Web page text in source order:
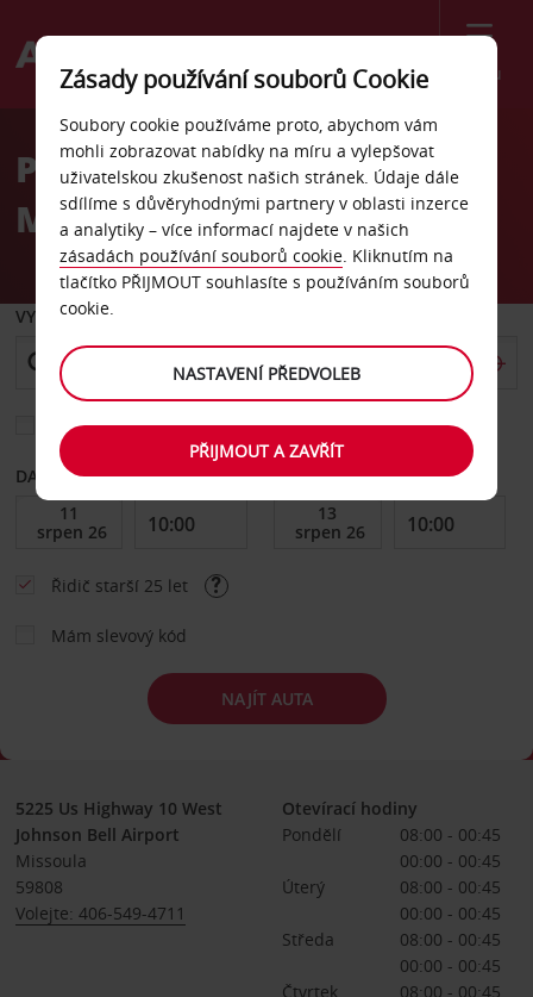
Menu
Welcome
AvisPronájem auta letiště
Missoula
VYZVEDNOUT Z
Vyberte si jiné místo vrácení
DATUM OD DATUM DO
Řidič starší 25 let
Mám slevový kód
NAJÍT AUTA
5225 Us Highway 10 West
Johnson Bell Airport
Missoula
59808
Volejte: 406-549-4711
Otevírací hodiny
Pondělí
08:00 - 00:45
00:00 - 00:45
Úterý
08:00 - 00:45
00:00 - 00:45
Středa
08:00 - 00:45
00:00 - 00:45
Čtvrtek
08:00 - 00:45
Zásady používání souborů Cookie
Soubory cookie používáme proto, abychom vám
mohli zobrazovat nabídky na míru a vylepšovat
uživatelskou zkušenost našich stránek. Údaje dále
sdílíme s důvěryhodnými partnery v oblasti inzerce
a analytiky – více informací najdete v našich
zásadách používání souborů cookie. Kliknutím na
tlačítko PŘIJMOUT souhlasíte s používáním souborů
cookie.
NASTAVENÍ PŘEDVOLEB
PŘIJMOUT A ZAVŘÍT